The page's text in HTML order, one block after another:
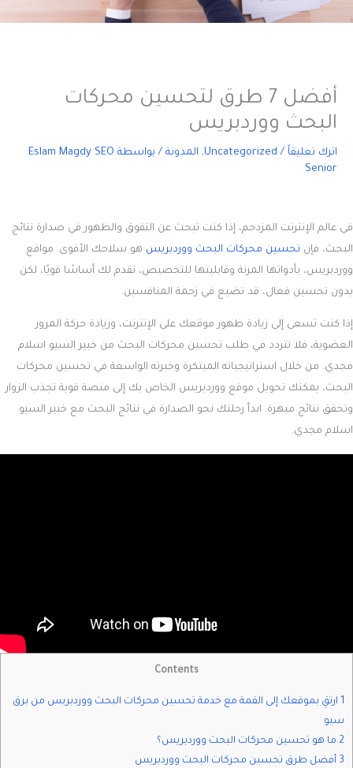
أفضل 7 طرق لتحسين محركات
البحث ووردبريس
اترك تعليقاً /
Uncategorized
, المدونة / بواسطة Eslam Magdy SEO
Senior
في عالم الإنترنت المزدحم، إذا كنت تبحث عن التفوق والظهور في صدارة نتائج
البحث، فإن تحسين محركات البحث ووردبريس هو سلاحك الأقوى. مواقع
ووردبريس، بأدواتها المرنة وقابليتها للتخصيص، تقدم لك أساسًا قويًا، لكن
بدون تحسين فعال، قد تضيع في زحمة المنافسين.
إذا كنت تسعى إلى زيادة ظهور موقعك على الإنترنت، وزيادة حركة المرور
العضوية، فلا تتردد في طلب تحسين محركات البحث من خبير السيو اسلام
مجدي. من خلال استراتيجياته المبتكرة وخبرته الواسعة في تحسين محركات
البحث، يمكنك تحويل موقع ووردبريس الخاص بك إلى منصة قوية تجذب الزوار
وتحقق نتائج مبهرة. ابدأ رحلتك نحو الصدارة في نتائج البحث مع خبير السيو
اسلام مجدي.
Contents
1 ارتقِ بموقعك إلى القمة مع خدمة تحسين محركات البحث ووردبريس من برق
سيو
2 ما هو تحسين محركات البحث ووردبريس؟
3 أفضل طرق تحسين محركات البحث ووردبريس